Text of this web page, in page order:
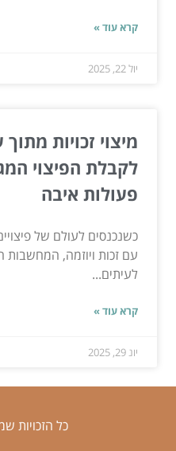
קרא עוד »
יול 22, 2025
מיצוי זכויות
לקבלת הפיצוי
פעולות איבה
כשנכנסים לעולם של
עם זכות ויוזמה, המחשבות
לעיתים...
קרא עוד »
יונ 29, 2025
כל הזכויות